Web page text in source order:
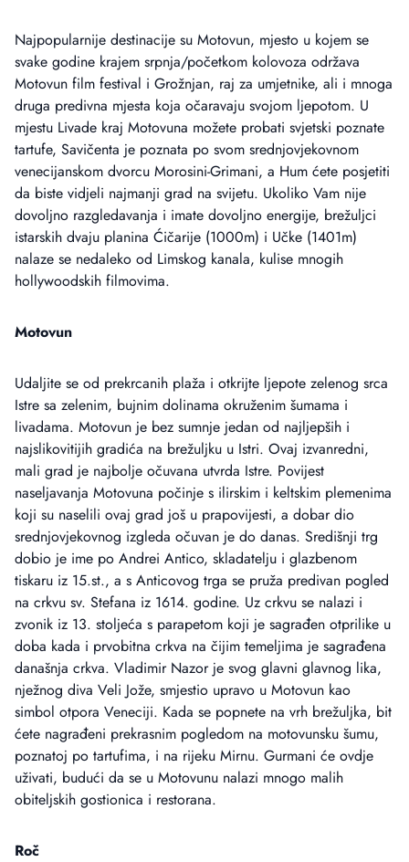
Najpopularnije destinacije su Motovun, mjesto u kojem se
svake godine krajem srpnja/početkom kolovoza održava
Motovun film festival i Grožnjan, raj za umjetnike, ali i mnoga
druga predivna mjesta koja očaravaju svojom ljepotom. U
mjestu Livade kraj Motovuna možete probati svjetski poznate
tartufe, Savičenta je poznata po svom srednjovjekovnom
venecijanskom dvorcu Morosini-Grimani, a Hum ćete posjetiti
da biste vidjeli najmanji grad na svijetu. Ukoliko Vam nije
dovoljno razgledavanja i imate dovoljno energije, brežuljci
istarskih dvaju planina Ćičarije (1000m) i Učke (1401m)
nalaze se nedaleko od Limskog kanala, kulise mnogih
hollywoodskih filmovima.
Motovun
Udaljite se od prekrcanih plaža i otkrijte ljepote zelenog srca
Istre sa zelenim, bujnim dolinama okruženim šumama i
livadama. Motovun je bez sumnje jedan od najljepših i
najslikovitijih gradića na brežuljku u Istri. Ovaj izvanredni,
mali grad je najbolje očuvana utvrda Istre. Povijest
naseljavanja Motovuna počinje s ilirskim i keltskim plemenima
koji su naselili ovaj grad još u prapovijesti, a dobar dio
srednjovjekovnog izgleda očuvan je do danas. Središnji trg
dobio je ime po Andrei Antico, skladatelju i glazbenom
tiskaru iz 15.st., a s Anticovog trga se pruža predivan pogled
na crkvu sv. Stefana iz 1614. godine. Uz crkvu se nalazi i
zvonik iz 13. stoljeća s parapetom koji je sagrađen otprilike u
doba kada i prvobitna crkva na čijim temeljima je sagrađena
današnja crkva. Vladimir Nazor je svog glavni glavnog lika,
nježnog diva Veli Jože, smjestio upravo u Motovun kao
simbol otpora Veneciji. Kada se popnete na vrh brežuljka, bit
ćete nagrađeni prekrasnim pogledom na motovunsku šumu,
poznatoj po tartufima, i na rijeku Mirnu. Gurmani će ovdje
uživati, budući da se u Motovunu nalazi mnogo malih
obiteljskih gostionica i restorana.
Roč